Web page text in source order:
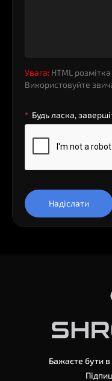
Увага: HTML
Використовуйте
Будь ласка,
Надіслати
Бажаєте бути в